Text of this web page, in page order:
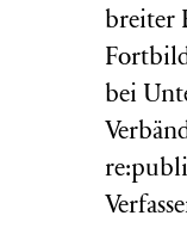
breiter
bei